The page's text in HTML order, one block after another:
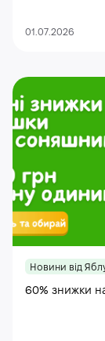
01.07.2026
Новини від
60% знижки